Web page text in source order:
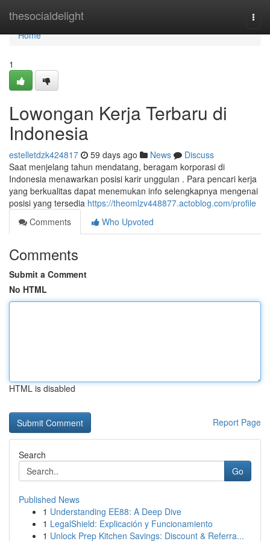
thesocialdelight
Home
Home
1
Lowongan Kerja Terbaru di
Indonesia
estelletdzk424817 59 days ago News
Discuss
Saat menjelang tahun mendatang, beragam korporasi di
Indonesia menawarkan posisi karir unggulan . Para pencari kerja
yang berkualitas dapat menemukan info selengkapnya mengenai
posisi yang tersedia https://theomlzv448877.actoblog.com/profile
Comments
Who Upvoted
Comments
Submit a Comment
No HTML
HTML is disabled
Report Page
Search
Go
Published News
1 Understanding EE88: A Deep Dive
1 LegalShield: Explicación y Funcionamiento
1 Unlock Prep Kitchen Savings: Discount & Referra...